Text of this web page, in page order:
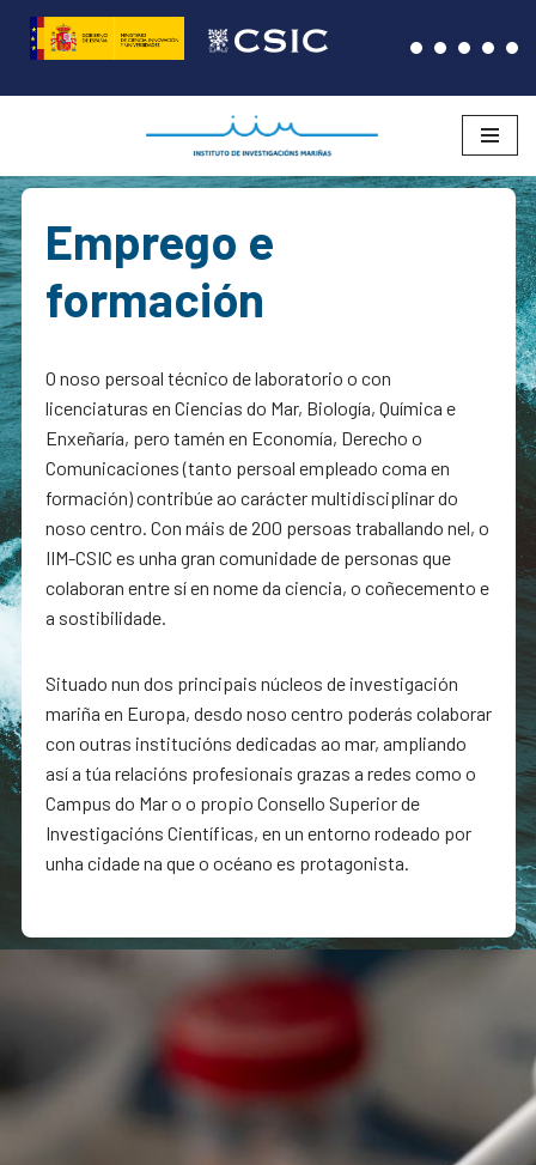
Saltar
ao
Emprego e
formación
O noso persoal técnico de laboratorio o con
licenciaturas en Ciencias do Mar, Biología, Química e
Enxeñaría, pero tamén en Economía, Derecho o
Comunicaciones (tanto persoal empleado coma en
formación) contribúe ao carácter multidisciplinar do
noso centro. Con máis de 200 persoas traballando nel, o
IIM-CSIC es unha gran comunidade de personas que
colaboran entre sí en nome da ciencia, o coñecemento e
a sostibilidade.
Situado nun dos principais núcleos de investigación
mariña en Europa, desdo noso centro poderás colaborar
con outras institucións dedicadas ao mar, ampliando
así a túa relacións profesionais grazas a redes como o
Campus do Mar o o propio Consello Superior de
Investigacións Científicas, en un entorno rodeado por
unha cidade na que o océano es protagonista.